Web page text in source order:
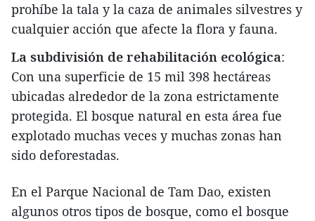
prohíbe la tala y la caza de animales silvestres y
cualquier acción que afecte la flora y fauna.
La subdivisión de rehabilitación ecológica:
Con una superficie de 15 mil 398 hectáreas
ubicadas alrededor de la zona estrictamente
protegida. El bosque natural en esta área fue
explotado muchas veces y muchas zonas han
sido deforestadas.
En el Parque Nacional de Tam Dao, existen
algunos otros tipos de bosque, como el bosque